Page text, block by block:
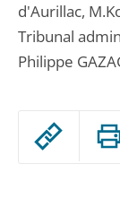
Passer
d'Aurillac,
Tribunal
Philippe